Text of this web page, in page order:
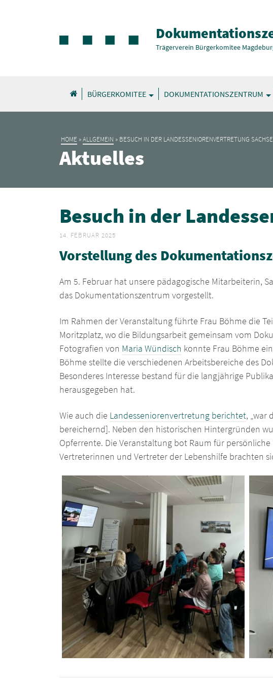
Trägerverein Bürgerkomitee
BÜRGERKOMITEE DOKUMENTATIONSZENTRUM
HOME »ALLGEMEIN » BESUCH IN DER LANDESSENIORENVERTRETUNG
Aktuelles
Besuch in der
14. FEBRUAR 2025
Vorstellung des
Am 5. Februar hat unsere pädagogische Mitarbeiterin,
das Dokumentationszentrum vorgestellt.
Im Rahmen der Veranstaltung führte Frau Böhme die
Moritzplatz, wo die Bildungsarbeit gemeinsam vom
Fotografien von Maria Wündisch konnte Frau Böhme
Böhme stellte die verschiedenen Arbeitsbereiche des
Besonderes Interesse bestand für die langjährige
herausgegeben hat.
Wie auch die Landesseniorenvertretung berichtet, „war
bereichernd]. Neben den historischen Hintergründen
Opferrente. Die Veranstaltung bot Raum für
Vertreterinnen und Vertreter der Lebenshilfe brachten